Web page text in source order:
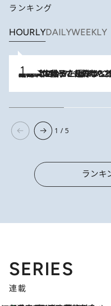
ランキング
HOURLYDAILYWEEKLY
2026.8.5
【阿川佐和子さんの年とる力】なぜ70代で始めた趣味は“こんなに楽しい”のか？ ピアノ、俳句…スランプに陥っても続けられる“ある秘訣”とは
1 / 5
ランキ
SERIES
連載